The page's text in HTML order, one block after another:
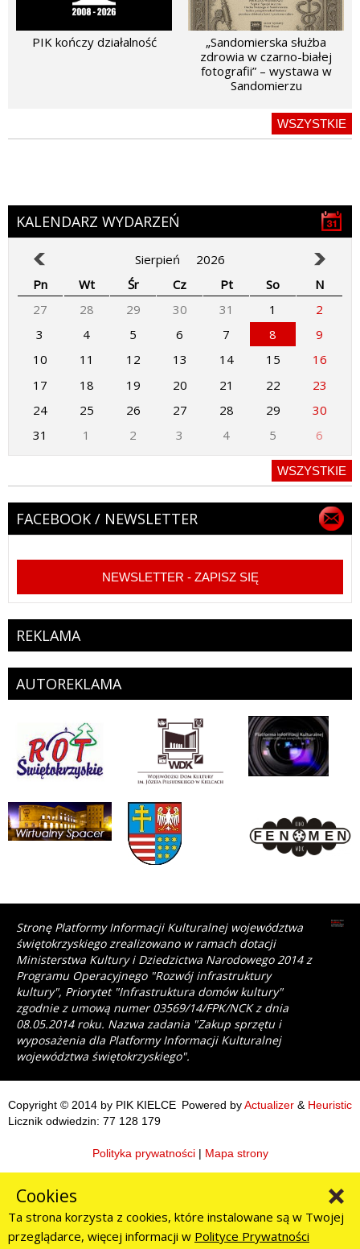
PIK kończy działalność
„Sandomierska służba
zdrowia w czarno-białej
fotografii” – wystawa w
Sandomierzu
WSZYSTKIE
KALENDARZ WYDARZEŃ
Sierpień
2026
Pn
Wt Śr Cz Pt So
N
27
28 29 30 31 1
2
3
4 5 6 7 8
9
10
11 12 13 14 15
16
17
18 19 20 21 22
23
24
25 26 27 28 29
30
31
1 2 3 4 5 6
WSZYSTKIE
FACEBOOK / NEWSLETTER
NEWSLETTER - ZAPISZ SIĘ
REKLAMA
AUTOREKLAMA
Stronę Platformy Informacji Kulturalnej województwa
świętokrzyskiego zrealizowano w ramach dotacji
Ministerstwa Kultury i Dziedzictwa Narodowego 2014 z
Programu Operacyjnego "Rozwój infrastruktury
kultury", Priorytet "Infrastruktura domów kultury"
zgodnie z umową numer 03569/14/FPK/NCK z dnia
08.05.2014 roku. Nazwa zadania "Zakup sprzętu i
wyposażenia dla Platformy Informacji Kulturalnej
województwa świętokrzyskiego".
Powered byActualizer & Heuristic
Copyright © 2014 by PIK KIELCE
Licznik odwiedzin: 77 128 179
Polityka prywatności | Mapa strony
Cookies
Ta strona korzysta z cookies, które instalowane są w Twojej
przeglądarce, więcej informacji w Polityce Prywatności